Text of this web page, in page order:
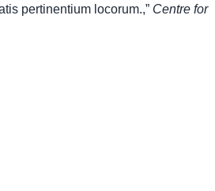
pertinentium locorum.,” Centre for